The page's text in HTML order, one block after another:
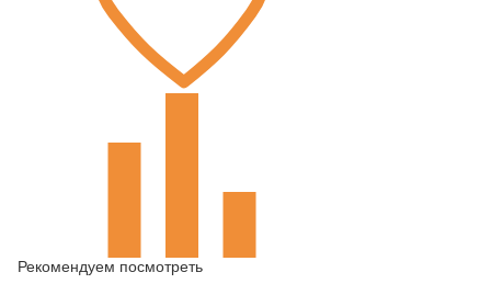
Рекомендуем посмотреть